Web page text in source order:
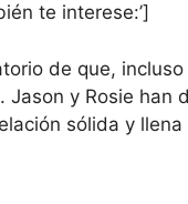
te interese:’]
de que,
Jason y Rosie han
sólida y